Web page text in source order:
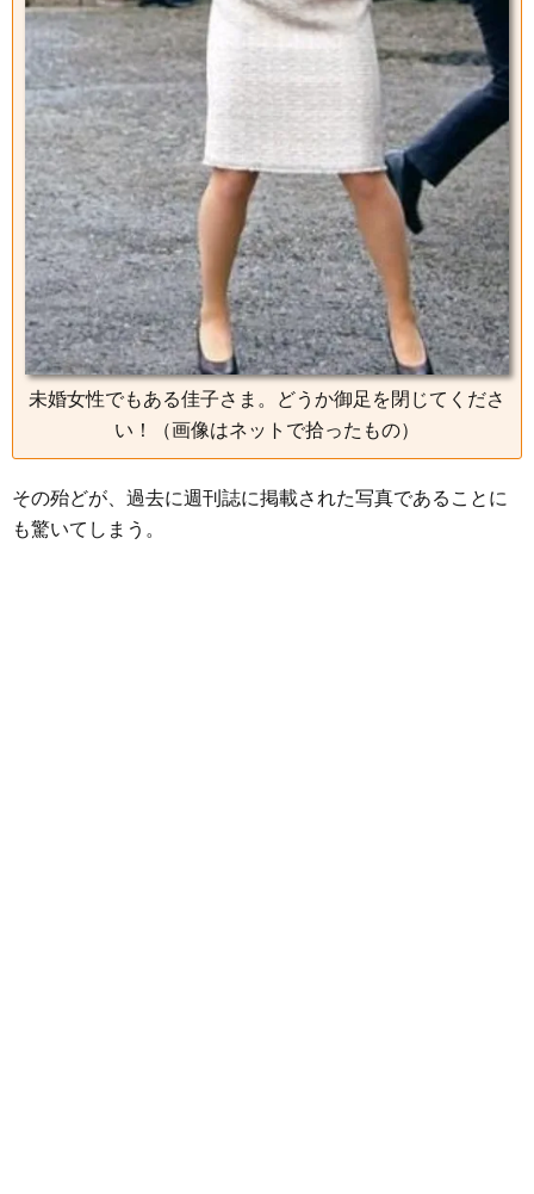
未婚女性でもある佳子さま。どうか御足を閉じてくださ
い！（画像はネットで拾ったもの）
その殆どが、過去に週刊誌に掲載された写真であることに
も驚いてしまう。